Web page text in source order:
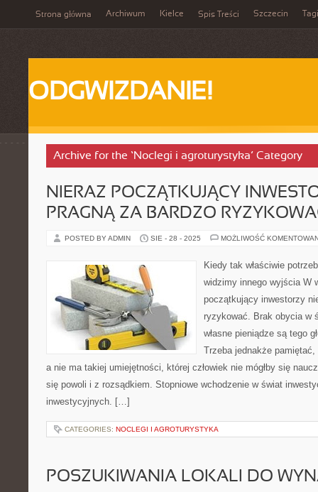
Strona główna Archiwum Kielce Spis Treści Szczecin Tagi
ODGWIZDANIE!
Archive for the ‘Noclegi i agroturystyka’ Category
NIERAZ POCZĄTKUJĄCY
PRAGNĄ ZA BARDZO
POSTED BY ADMIN SIE - 28 - 2025 MOŻLIWOŚĆ
Kiedy tak właściwie
widzimy innego wyjścia W
początkujący inwestorzy
ryzykować. Brak obycia w
własne pieniądze są tego
Trzeba jednakże
a nie ma takiej umiejętności, której człowiek nie mógłby się
się powoli i z rozsądkiem. Stopniowe wchodzenie w świat
inwestycyjnych. […]
CATEGORIES: NOCLEGI I AGROTURYSTYKA
POSZUKIWANIA LOKALI DO